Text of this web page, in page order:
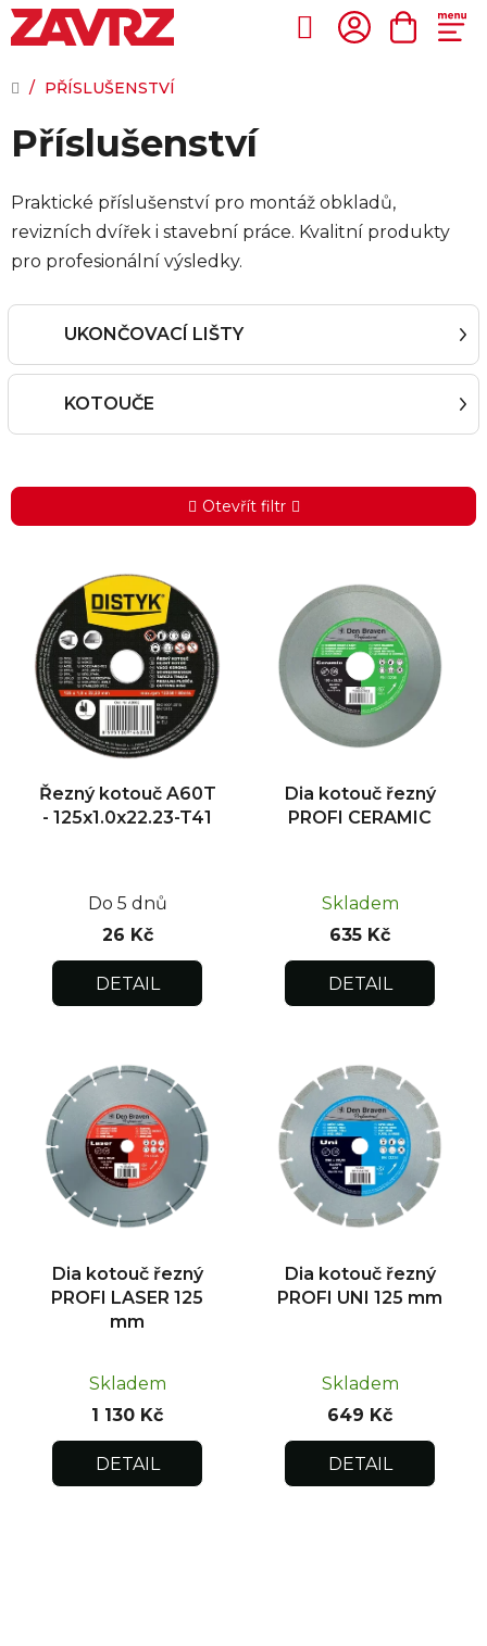
Přejít
na
Hledat
DOMŮ
/ PŘÍSLUŠENSTVÍ
Příslušenství
Praktické příslušenství pro montáž obkladů,
revizních dvířek i stavební práce. Kvalitní produkty
pro profesionální výsledky.
UKONČOVACÍ LIŠTY
KOTOUČE
Otevřít filtr
Řezný kotouč A60T
- 125x1.0x22.23-T41
Do 5 dnů
26 Kč
DETAIL
Dia kotouč řezný
PROFI CERAMIC
Skladem
635 Kč
DETAIL
Dia kotouč řezný
PROFI LASER 125
mm
Skladem
1 130 Kč
DETAIL
Dia kotouč řezný
PROFI UNI 125 mm
Skladem
649 Kč
DETAIL